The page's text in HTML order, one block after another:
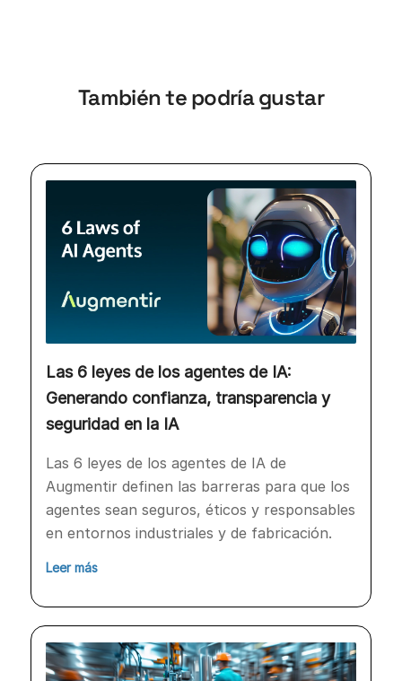
También te podría gustar
Las 6 leyes de los agentes de IA:
Generando confianza, transparencia y
seguridad en la IA
Las 6 leyes de los agentes de IA de
Augmentir definen las barreras para que los
agentes sean seguros, éticos y responsables
en entornos industriales y de fabricación.
Leer más